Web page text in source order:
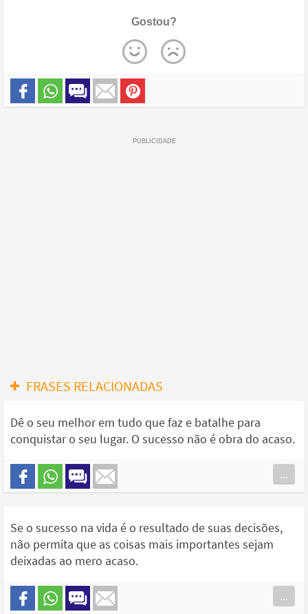
Gostou?
FRASES RELACIONADAS
Dê o seu melhor em tudo que faz e batalhe para
conquistar o seu lugar. O sucesso não é obra do acaso.
...
Se o sucesso na vida é o resultado de suas decisões,
não permita que as coisas mais importantes sejam
deixadas ao mero acaso.
...